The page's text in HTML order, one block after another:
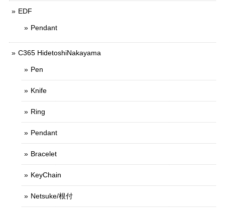
EDF
Pendant
C365 HidetoshiNakayama
Pen
Knife
Ring
Pendant
Bracelet
KeyChain
Netsuke/根付